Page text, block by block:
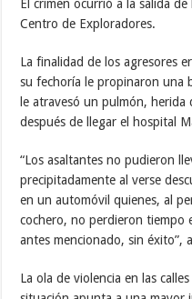
El crimen ocurrió a la salida
Centro de Exploradores.
La finalidad de los agresores
su fechoría le propinaron una
le atravesó un pulmón, herida
después de llegar el hospital
“Los asaltantes no pudieron
precipitadamente al verse
en un automóvil quienes, al
cochero, no perdieron tiempo
antes mencionado, sin éxito”,
La ola de violencia en las